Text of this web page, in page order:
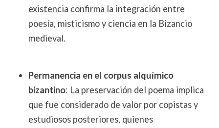
existencia confirma la integración entre
poesía, misticismo y ciencia en la Bizancio
medieval.
Permanencia en el corpus alquímico
bizantino: La preservación del poema implica
que fue considerado de valor por copistas y
estudiosos posteriores, quienes